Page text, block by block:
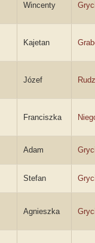
Wincenty
Kajetan
Józef
Franciszka
Adam
Stefan
Agnieszka